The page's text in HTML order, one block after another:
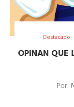
Destacado
OPINAN QUE
Por: